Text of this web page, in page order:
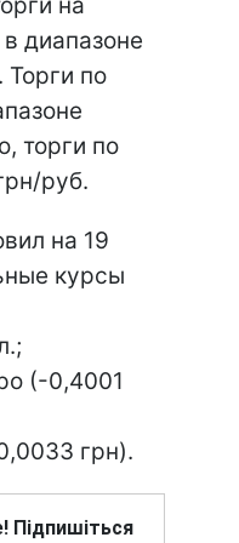
диапазоне
по
торги по
руб.
на 19
курсы
(-0,4001
грн).
Підпишіться